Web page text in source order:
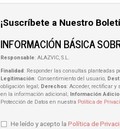
¡Suscríbete a Nuestro
INFORMACIÓN BÁSICA
Responsable: ALAZVIC, S.L.
Finalidad: Responder las consultas planteadas
Legitimación: Consentimiento del usuario;
obligación legal; Derechos: Acceder, rectificar y
en la información adicional; Información
Protección de Datos en nuestra Política de
He leído y acepto la Política de